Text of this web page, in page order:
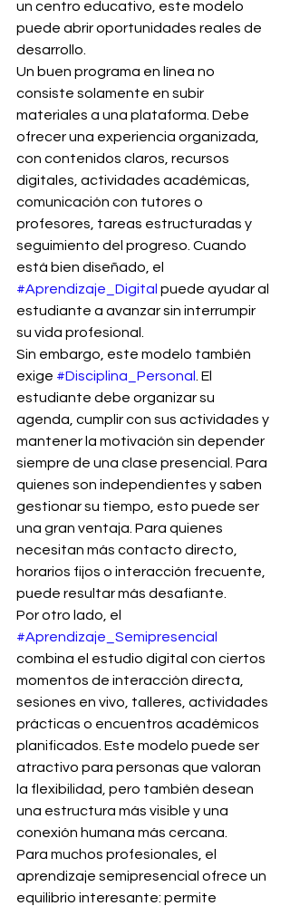
un centro educativo, este modelo
puede abrir oportunidades reales de
desarrollo.
Un buen programa en línea no
consiste solamente en subir
materiales a una plataforma. Debe
ofrecer una experiencia organizada,
con contenidos claros, recursos
digitales, actividades académicas,
comunicación con tutores o
profesores, tareas estructuradas y
seguimiento del progreso. Cuando
está bien diseñado, el
#Aprendizaje_Digital puede ayudar al
estudiante a avanzar sin interrumpir
su vida profesional.
Sin embargo, este modelo también
exige #Disciplina_Personal
. El
estudiante debe organizar su
agenda, cumplir con sus actividades y
mantener la motivación sin depender
siempre de una clase presencial. Para
quienes son independientes y saben
gestionar su tiempo, esto puede ser
una gran ventaja. Para quienes
necesitan más contacto directo,
horarios fijos o interacción frecuente,
puede resultar más desafiante.
Por otro lado, el
#Aprendizaje_Semipresencial
combina el estudio digital con ciertos
momentos de interacción directa,
sesiones en vivo, talleres, actividades
prácticas o encuentros académicos
planificados. Este modelo puede ser
atractivo para personas que valoran
la flexibilidad, pero también desean
una estructura más visible y una
conexión humana más cercana.
Para muchos profesionales, el
aprendizaje semipresencial ofrece un
equilibrio interesante: permite